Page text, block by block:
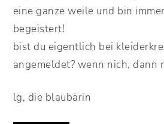
eine ganze weile und bin
begeistert!
bist du eigentlich bei
angemeldet? wenn nich, dann
lg, die blaubärin